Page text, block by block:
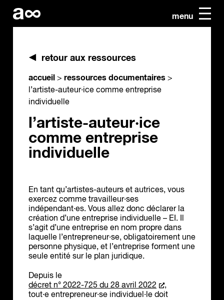
menu
retour aux ressources
accueil > ressources documentaires >
l’artiste-auteur·ice comme entreprise
individuelle
l’artiste-auteur·ice
comme entreprise
individuelle
En tant qu’artistes-auteurs et autrices, vous
exercez comme travailleur·ses
indépendant·es. Vous allez donc déclarer la
création d’une entreprise individuelle – EI. Il
s’agit d’une entreprise en nom propre dans
laquelle l’entrepreneur·se, obligatoirement une
personne physique, et l’entreprise forment une
seule entité sur le plan juridique.
Depuis le
décret n° 2022-725 du 28 avril 2022
,
tout·e entrepreneur·se individuel·le doit